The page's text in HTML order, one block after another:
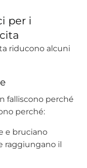
per i
riducono alcuni
falliscono perché
perché:
e bruciano
raggiungano il